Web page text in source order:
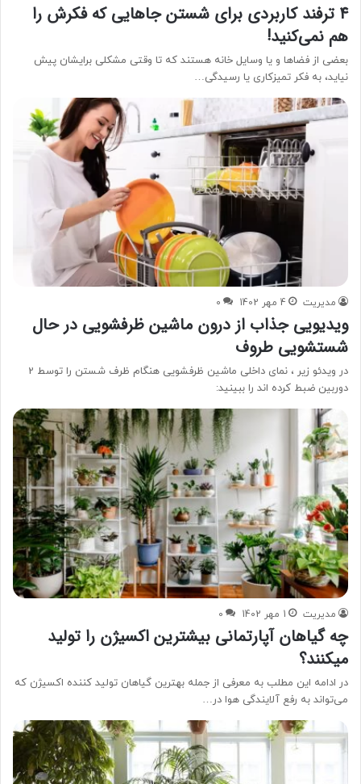
4 ترفند کاربردی برای شستن جاهایی که فکرش را
هم نمی‌کنید!
بعضی از فضاها و یا وسایل خانه هستند که تا وقتی مشکلی برایشان پیش
نیاید، به فکر تمیزکاری یا رسیدگی…
مدیریت 4 مهر 1402 0
ویدیویی جذاب از درون ماشین ظرفشویی در حال
شستشویی طروف
در ویدئو زیر ، نمای داخلی ماشین‌ ظرفشویی هنگام ظرف‌ شستن را توسط 2
دوربین ضبط کرده اند را ببینید:
مدیریت 1 مهر 1402 0
چه گیاهان آپارتمانی بیشترین اکسیژن را تولید
میکنند؟
در ادامه این مطلب به معرفی از جمله بهترین گیاهان تولید کننده اکسیژن که
می‌تواند به رفع آلایندگی هوا در…